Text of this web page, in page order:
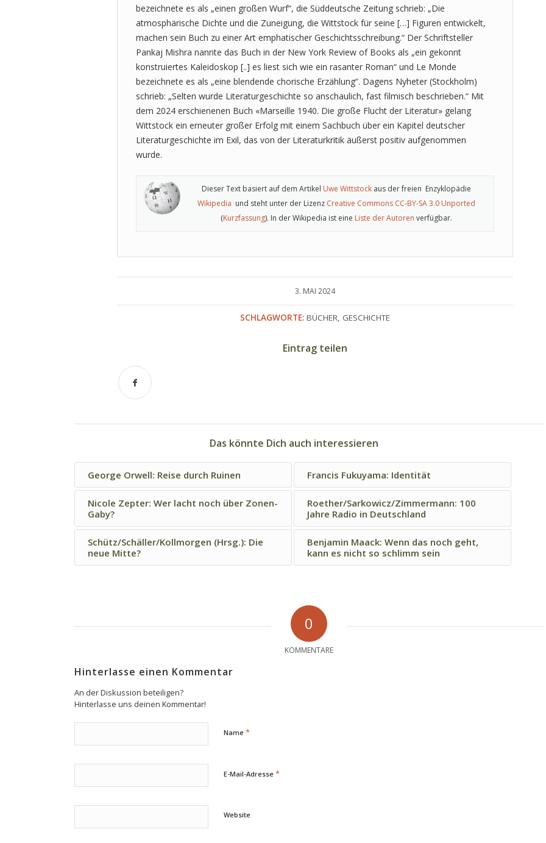
bezeichnete es als „einen großen Wurf“, die Süddeutsche Zeitung schrieb: „Die
atmosphärische Dichte und die Zuneigung, die Wittstock für seine […] Figuren entwickelt,
machen sein Buch zu einer Art emphatischer Geschichtsschreibung.“ Der Schriftsteller
Pankaj Mishra nannte das Buch in der New York Review of Books als „ein gekonnt
konstruiertes Kaleidoskop [..] es liest sich wie ein rasanter Roman“ und Le Monde
bezeichnete es als „eine blendende chorische Erzählung“. Dagens Nyheter (Stockholm)
schrieb: „Selten wurde Literaturgeschichte so anschaulich, fast filmisch beschrieben.“ Mit
dem 2024 erschienenen Buch «Marseille 1940. Die große Flucht der Literatur» gelang
Wittstock ein erneuter großer Erfolg mit einem Sachbuch über ein Kapitel deutscher
Literaturgeschichte im Exil, das von der Literaturkritik äußerst positiv aufgenommen
wurde.
Dieser Text basiert auf dem Artikel Uwe Wittstock aus der freien Enzyklopädie
Wikipedia und steht unter der Lizenz Creative Commons CC-BY-SA 3.0 Unported
(Kurzfassung). In der Wikipedia ist eine Liste der Autoren verfügbar.
3. MAI 2024
SCHLAGWORTE: BÜCHER, GESCHICHTE
Eintrag teilen
Das könnte Dich auch interessieren
George Orwell: Reise durch Ruinen Francis Fukuyama: Identität
Nicole Zepter: Wer lacht noch über Zonen-
Gaby?
Roether/Sarkowicz/Zimmermann: 100
Jahre Radio in Deutschland
Schütz/Schäller/Kollmorgen (Hrsg.): Die
neue Mitte?
Benjamin Maack: Wenn das noch geht,
kann es nicht so schlimm sein
0
KOMMENTARE
Hinterlasse einen Kommentar
An der Diskussion beteiligen?
Hinterlasse uns deinen Kommentar!
Name *
E-Mail-Adresse *
Website